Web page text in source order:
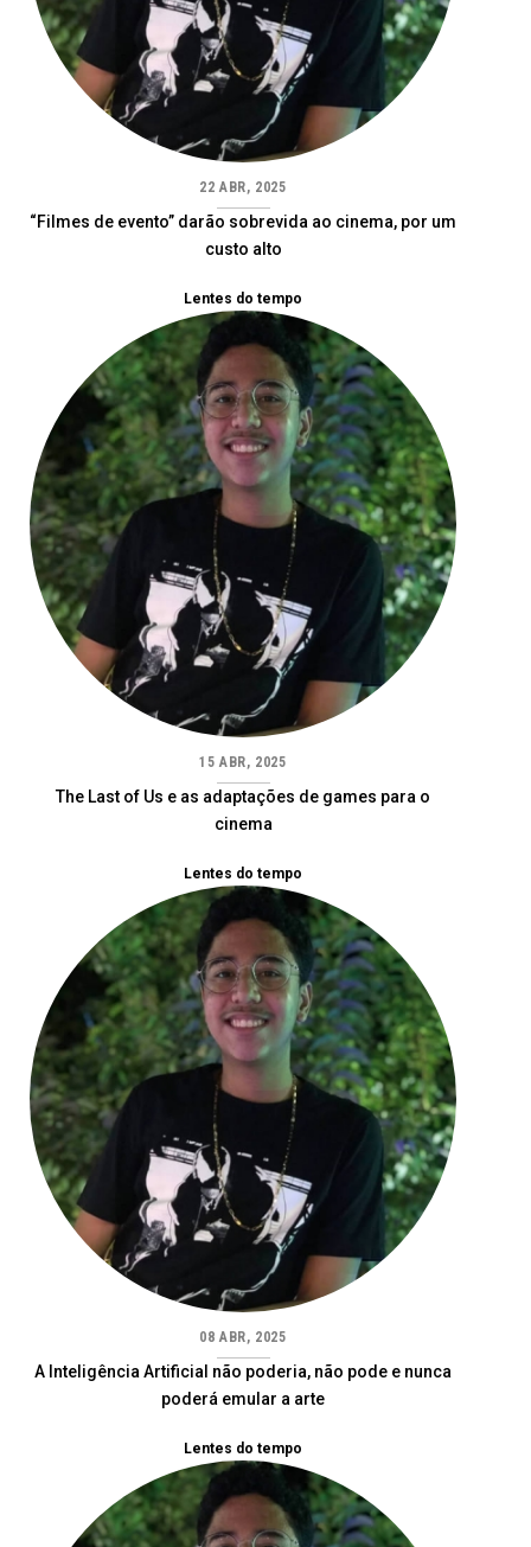
22 ABR, 2025
“Filmes de evento” darão sobrevida ao cinema, por um
custo alto
Lentes do tempo
15 ABR, 2025
The Last of Us e as adaptações de games para o
cinema
Lentes do tempo
08 ABR, 2025
A Inteligência Artificial não poderia, não pode e nunca
poderá emular a arte
Lentes do tempo